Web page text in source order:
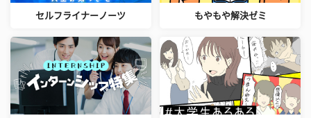
セルフライナーノーツ もやもや解決ゼミ